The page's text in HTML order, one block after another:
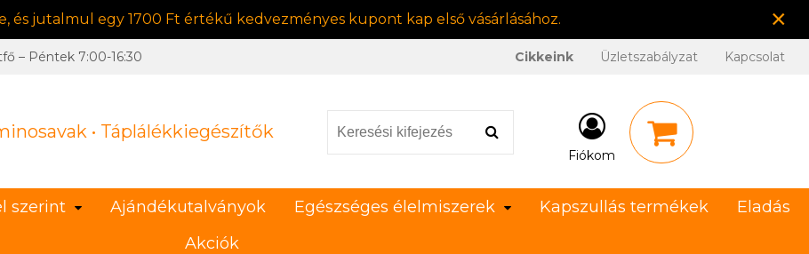
és jutalmul egy 1700 Ft értékű kedvezményes kupont kap első vásárlásához. ×
• Táplálékkiegészítők
– Péntek 7:00-16:30 Cikkeink Üzletszabályzat Kapcsolat
Fiókom
szerint Ajándékutalványok Egészséges élelmiszerek Kapszullás termékek
Eladás
Akciók